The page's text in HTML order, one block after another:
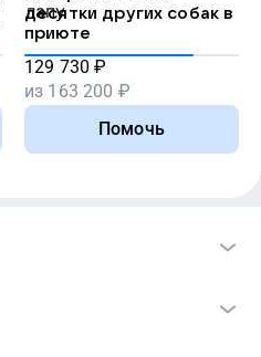
десятки других собак в
приюте
129 730 ₽
из 163 200 ₽
Помочь